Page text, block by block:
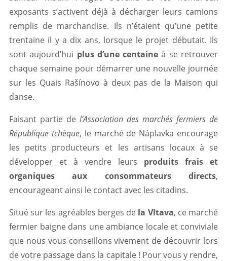
exposants s’activent déjà à décharger leurs camions
remplis de marchandise. Ils n’étaient qu’une petite
trentaine il y a dix ans, lorsque le projet débutait. Ils
sont aujourd’hui plus d’une centaine à se retrouver
chaque semaine pour démarrer une nouvelle journée
sur les Quais Rašínovo à deux pas de la Maison qui
danse.
Faisant partie de l’Association des marchés fermiers de
République tchèque, le marché de Náplavka encourage
les petits producteurs et les artisans locaux à se
développer et à vendre leurs produits frais et
organiques aux consommateurs directs,
encourageant ainsi le contact avec les citadins.
Situé sur les agréables berges de la Vltava, ce marché
fermier baigne dans une ambiance locale et conviviale
que nous vous conseillons vivement de découvrir lors
de votre passage dans la capitale ! Pour vous y rendre,